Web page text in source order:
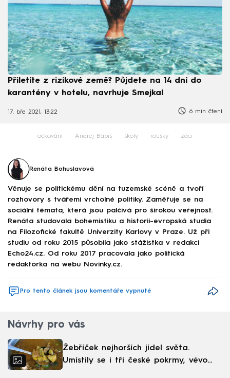
Přiletíte z rizikové země? Půjdete na 14 dní do
karantény v hotelu, navrhuje Smejkal
17. bře 2021, 13:22 6 min čtení
očkování Andrej Babiš školy roušky žáci
Renáta Bohuslavová
Věnuje se politickému dění na tuzemské scéně a tvoří
rozhovory s tvářemi vrcholné politiky. Zaměřuje se na
sociální témata, která jsou palčivá pro širokou veřejnost.
Renáta studovala bohemistiku a historii-evropská studia
na Filozofické fakultě Univerzity Karlovy v Praze. Už při
studiu od roku 2015 působila jako stážistka v redakci
Echo24.cz. Od roku 2017 pracovala jako politická
redaktorka na webu Novinky.cz.
Pro tento článek jsou komentáře vypnuté
Návrhy pro vás
Žebříček nejhorších jídel světa.
Umístily se i tři české pokrmy, vévodí